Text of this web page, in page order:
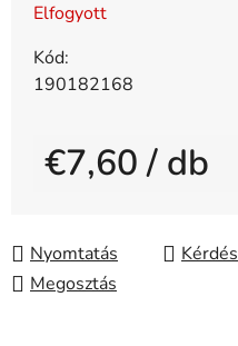
Elfogyott
Kód:
190182168
€7,60/ db
Nyomtatás
Kérdés
Megosztás